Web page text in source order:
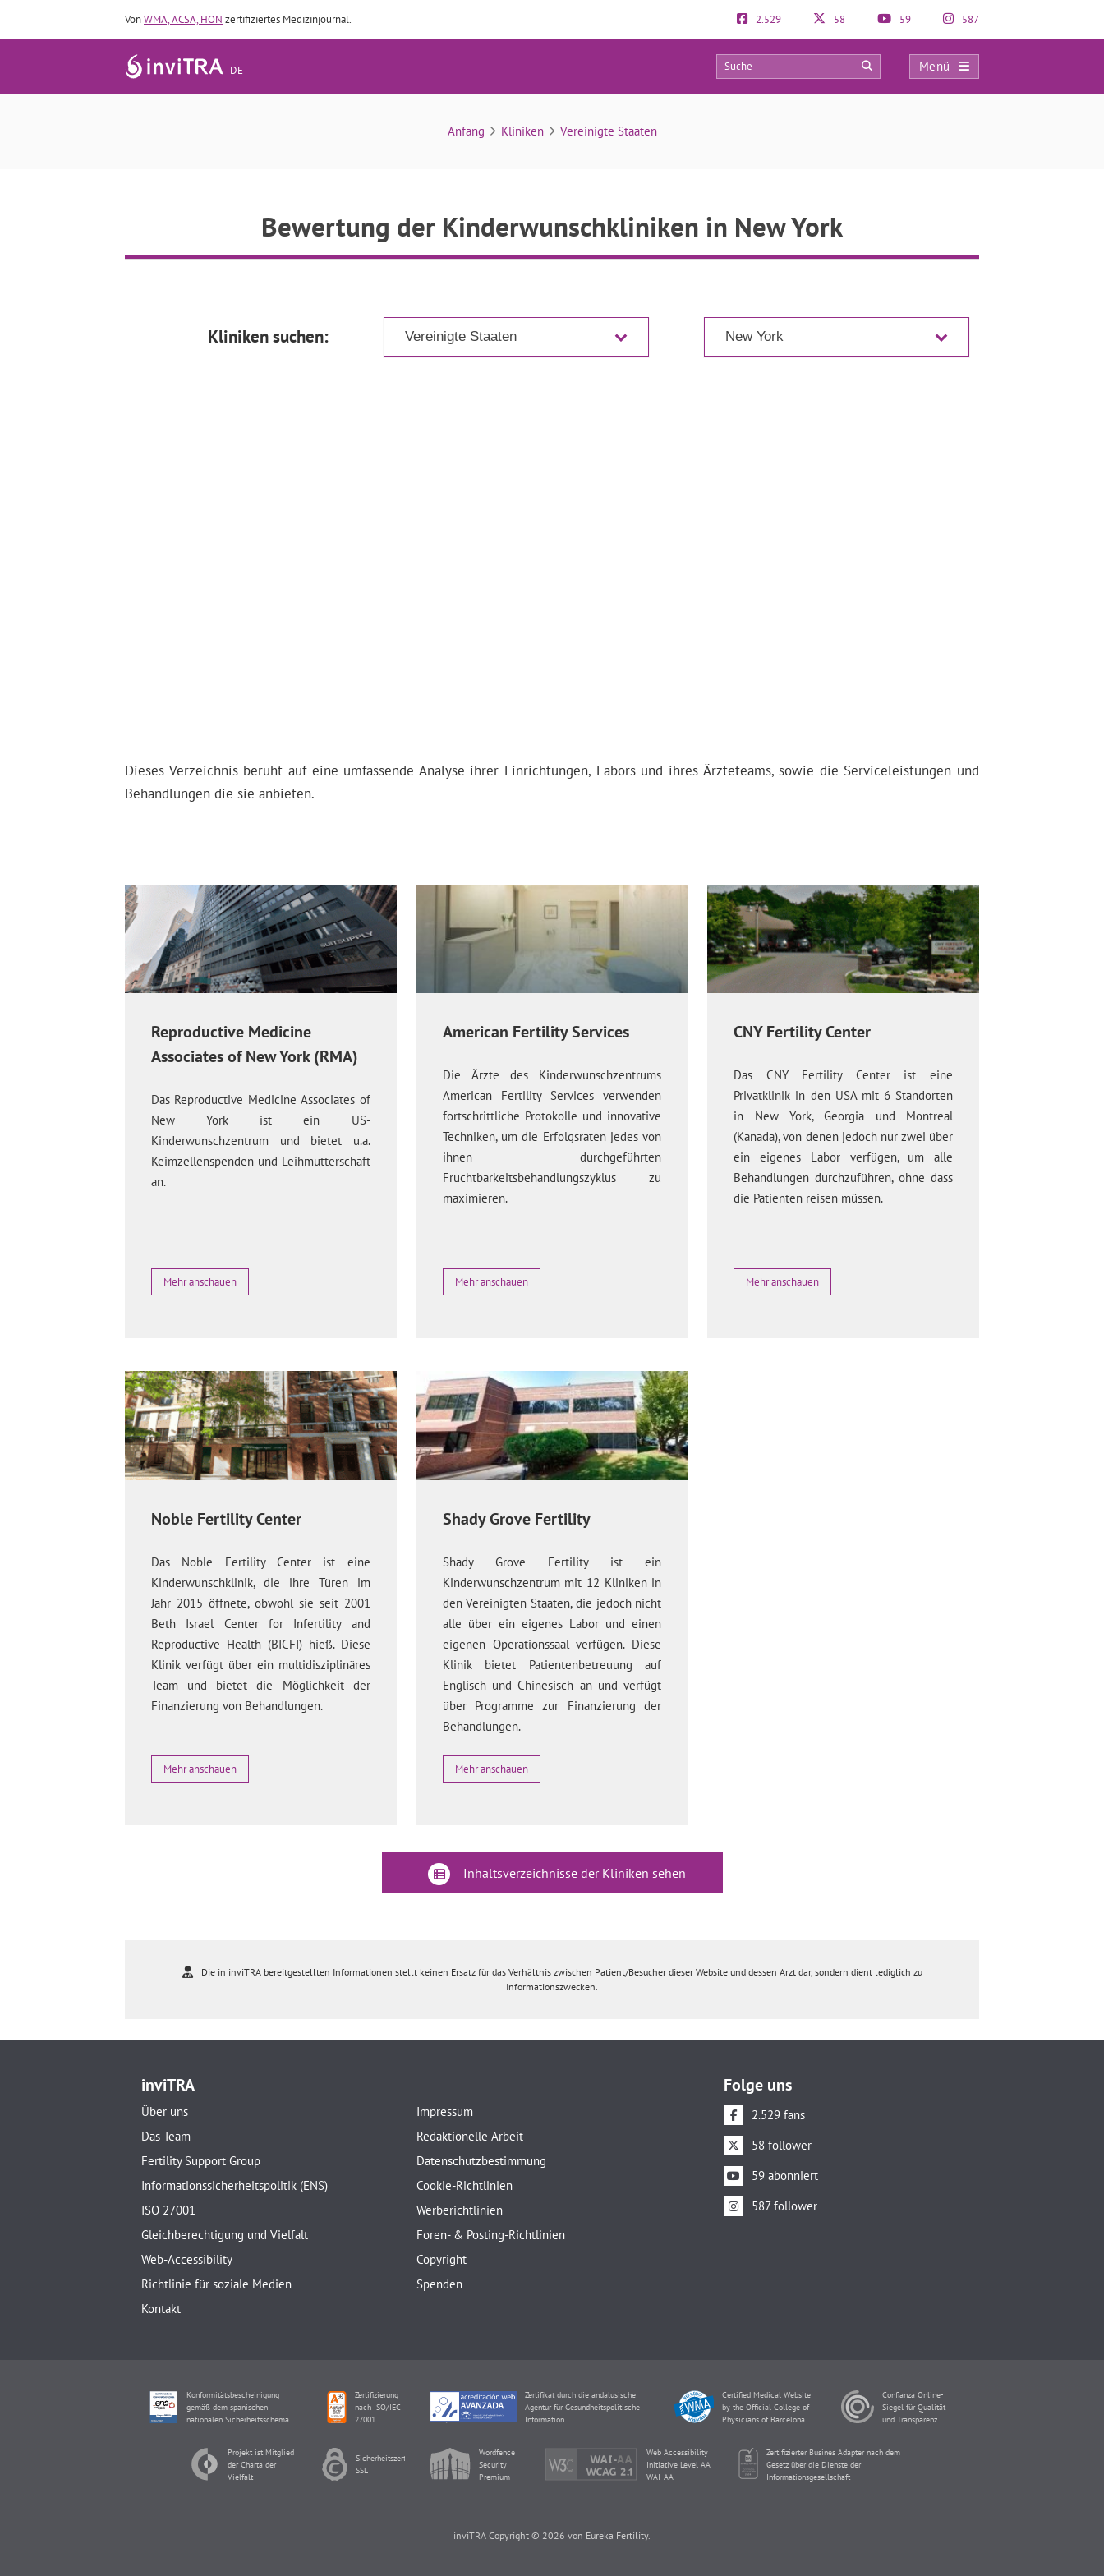
VonWMA, ACSA, HON zertifiziertes Medizinjournal. 2.529 58 59 587
DE
Menü
Verzeichnis
4 0
Anfang Kliniken Vereinigte Staaten
Bewertung der Kinderwunschkliniken in New York
Kliniken suchen:
Dieses Verzeichnis beruht auf eine umfassende Analyse ihrer Einrichtungen, Labors und ihres Ärzteteams, sowie die Serviceleistungen und
Behandlungen die sie anbieten.
Reproductive Medicine
Associates of New York (RMA)
Das Reproductive Medicine Associates of
New York ist ein US-
Kinderwunschzentrum und bietet u.a.
Keimzellenspenden und Leihmutterschaft
an.
Mehr anschauen
American Fertility Services
Die Ärzte des Kinderwunschzentrums
American Fertility Services verwenden
fortschrittliche Protokolle und innovative
Techniken, um die Erfolgsraten jedes von
ihnen durchgeführten
Fruchtbarkeitsbehandlungszyklus zu
maximieren.
Mehr anschauen
CNY Fertility Center
Das CNY Fertility Center ist eine
Privatklinik in den USA mit 6 Standorten
in New York, Georgia und Montreal
(Kanada), von denen jedoch nur zwei über
ein eigenes Labor verfügen, um alle
Behandlungen durchzuführen, ohne dass
die Patienten reisen müssen.
Mehr anschauen
Noble Fertility Center
Das Noble Fertility Center ist eine
Kinderwunschklinik, die ihre Türen im
Jahr 2015 öffnete, obwohl sie seit 2001
Beth Israel Center for Infertility and
Reproductive Health (BICFI) hieß. Diese
Klinik verfügt über ein multidisziplinäres
Team und bietet die Möglichkeit der
Finanzierung von Behandlungen.
Mehr anschauen
Shady Grove Fertility
Shady Grove Fertility ist ein
Kinderwunschzentrum mit 12 Kliniken in
den Vereinigten Staaten, die jedoch nicht
alle über ein eigenes Labor und einen
eigenen Operationssaal verfügen. Diese
Klinik bietet Patientenbetreuung auf
Englisch und Chinesisch an und verfügt
über Programme zur Finanzierung der
Behandlungen.
Mehr anschauen
Inhaltsverzeichnisse der Kliniken sehen
Die in inviTRA bereitgestellten Informationen stellt keinen Ersatz für das Verhältnis zwischen Patient/Besucher dieser Website und dessen Arzt dar, sondern dient lediglich zu
Informationszwecken.
inviTRA
Über uns
Das Team
Fertility Support Group
Informationssicherheitspolitik (ENS)
ISO 27001
Gleichberechtigung und Vielfalt
Web-Accessibility
Richtlinie für soziale Medien
Kontakt
Impressum
Redaktionelle Arbeit
Datenschutzbestimmung
Cookie-Richtlinien
Werberichtlinien
Foren- & Posting-Richtlinien
Copyright
Spenden
Folge uns
2.529 fans
58 follower
59 abonniert
587 follower
Konformitätsbescheinigung
gemäß dem spanischen
nationalen Sicherheitsschema
Zertifizierung
nach ISO/IEC
27001
Zertifikat durch die andalusische
Agentur für Gesundheitspolitische
Information
Certified Medical Website
by the Official College of
Physicians of Barcelona
Confianza Online-
Siegel für Qualität
und Transparenz
Projekt ist Mitglied
der Charta der
Vielfalt
Sicherheitszertifikat
SSL
Wordfence
Security
Premium
Web Accessibility
Initiative Level AA
WAI-AA
Zertifizierter Busines Adapter nach dem
Gesetz über die Dienste der
Informationsgesellschaft
inviTRA Copyright © 2026 von Eureka Fertility.